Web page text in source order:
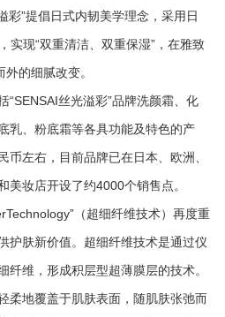
彩”提倡日式内韧美学理念，采用日
实现“双重清洁、双重保湿”，在雅致
的细腻改变。
“SENSAI丝光溢彩”品牌洗颜霜、化
乳、粉底霜等各具功能及特色的产
币左右，目前品牌已在日本、欧洲、
美妆店开设了约4000个销售点。
（超细纤维技术）再度重
护肤新价值。超细纤维技术是通过仪
纤维，形成积层型超薄膜层的技术。
柔地覆盖于肌肤表面，随肌肤张弛而